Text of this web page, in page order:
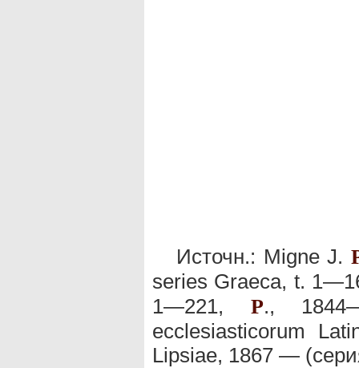
Источн.: Migne J.
series Graeca, t.
1—221, P.,
ecclesiasticorum
Lipsiae, 1867 —